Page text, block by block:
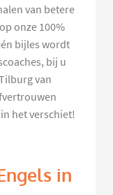
van betere
onze 100%
bijles wordt
bij u
van
het verschiet!
in